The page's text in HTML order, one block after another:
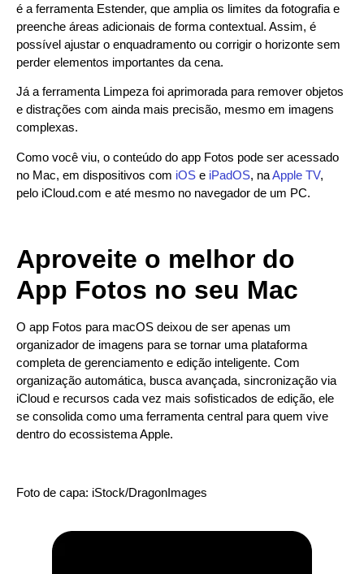
é a ferramenta Estender, que amplia os limites da fotografia e
preenche áreas adicionais de forma contextual. Assim, é
possível ajustar o enquadramento ou corrigir o horizonte sem
perder elementos importantes da cena.
Já a ferramenta Limpeza foi aprimorada para remover objetos
e distrações com ainda mais precisão, mesmo em imagens
complexas.
Como você viu, o conteúdo do app Fotos pode ser acessado
no Mac, em dispositivos com iOS e iPadOS, naApple TV,
pelo iCloud.com e até mesmo no navegador de um PC.
Aproveite o melhor do
App Fotos no seu Mac
O app Fotos para macOS deixou de ser apenas um
organizador de imagens para se tornar uma plataforma
completa de gerenciamento e edição inteligente. Com
organização automática, busca avançada, sincronização via
iCloud e recursos cada vez mais sofisticados de edição, ele
se consolida como uma ferramenta central para quem vive
dentro do ecossistema Apple.
Foto de capa: iStock/DragonImages